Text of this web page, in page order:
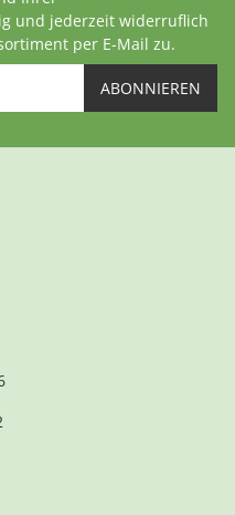
und jederzeit widerruflich
per E-Mail zu.
ABONNIEREN